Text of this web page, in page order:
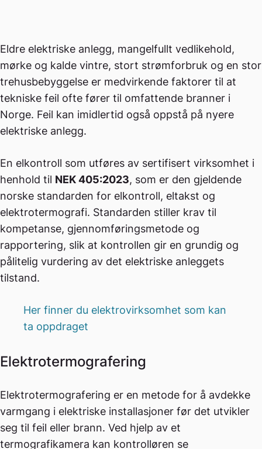
Eldre elektriske anlegg, mangelfullt vedlikehold,
mørke og kalde vintre, stort strømforbruk og en stor
trehusbebyggelse er medvirkende faktorer til at
tekniske feil ofte fører til omfattende branner i
Norge. Feil kan imidlertid også oppstå på nyere
elektriske anlegg.
En elkontroll som utføres av sertifisert virksomhet i
henhold til NEK 405:2023, som er den gjeldende
norske standarden for elkontroll, eltakst og
elektrotermografi. Standarden stiller krav til
kompetanse, gjennomføringsmetode og
rapportering, slik at kontrollen gir en grundig og
pålitelig vurdering av det elektriske anleggets
tilstand.
Her finner du elektrovirksomhet som kan
ta oppdraget
Elektrotermografering
Elektrotermografering er en metode for å avdekke
varmgang i elektriske installasjoner før det utvikler
seg til feil eller brann. Ved hjelp av et
termografikamera kan kontrolløren se